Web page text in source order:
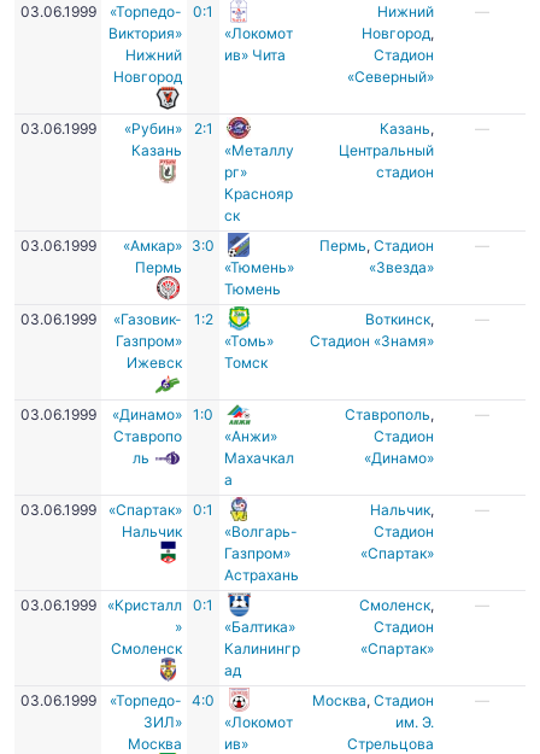
03.06.1999
«Торпедо-
Виктория»
Нижний
Новгород
0:1
«Локомот
ив» Чита
Нижний
Новгород,
Стадион
«Северный»
—
03.06.1999
«Рубин»
Казань
2:1
«Металлу
рг»
Краснояр
ск
Казань,
Центральный
стадион
—
03.06.1999
«Амкар»
Пермь
3:0
«Тюмень»
Тюмень
Пермь,Стадион
«Звезда»
—
03.06.1999
«Газовик-
Газпром»
Ижевск
1:2
«Томь»
Томск
Воткинск,
Стадион «Знамя»
—
03.06.1999
«Динамо»
Ставропо
ль
1:0
«Анжи»
Махачкал
а
Ставрополь,
Стадион
«Динамо»
—
03.06.1999
«Спартак»
Нальчик
0:1
«Волгарь-
Газпром»
Астрахань
Нальчик,
Стадион
«Спартак»
—
03.06.1999
«Кристалл
»
Смоленск
0:1
«Балтика»
Калинингр
ад
Смоленск,
Стадион
«Спартак»
—
03.06.1999
«Торпедо-
ЗИЛ»
Москва
4:0
«Локомот
ив»
Москва,Стадион
им. Э.
Стрельцова
—